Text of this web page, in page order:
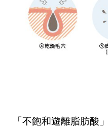
「不飽和遊離脂肪酸